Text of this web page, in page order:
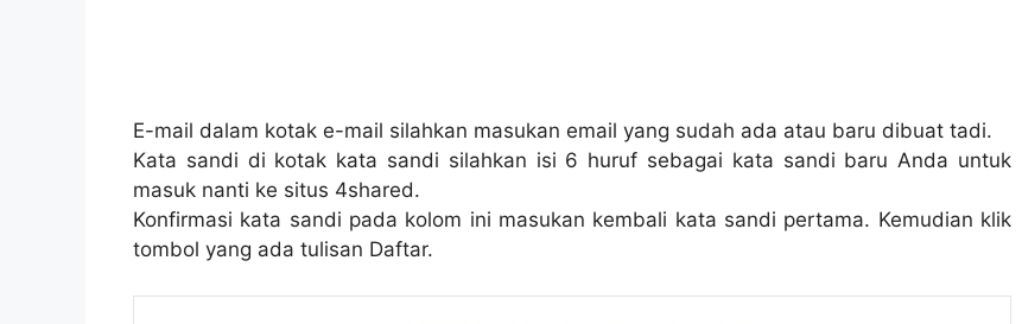
E-mail dalam kotak e-mail silahkan masukan email yang sudah ada atau baru dibuat tadi.
Kata sandi di kotak kata sandi silahkan isi 6 huruf sebagai kata sandi baru Anda untuk
masuk nanti ke situs 4shared.
Konfirmasi kata sandi pada kolom ini masukan kembali kata sandi pertama. Kemudian klik
tombol yang ada tulisan Daftar.